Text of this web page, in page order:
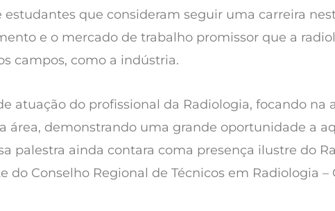
que consideram seguir uma carreira
e o mercado de trabalho promissor que a
campos, como a indústria.
atuação do profissional da Radiologia, focando na
área, demonstrando uma grande oportunidade a
palestra ainda contara coma presença ilustre do
Conselho Regional de Técnicos em Radiologia –